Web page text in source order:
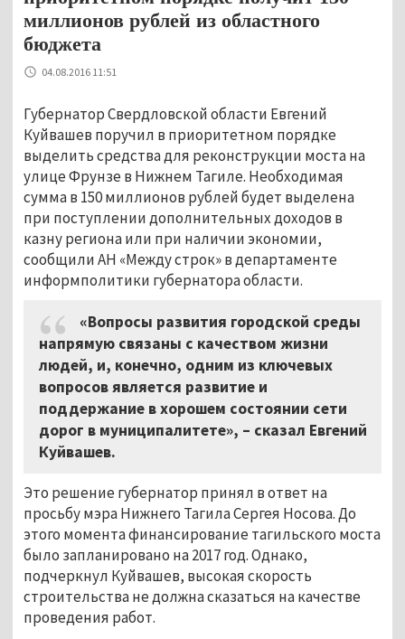
миллионов рублей из областного
бюджета
04.08.2016 11:51
Губернатор Свердловской области Евгений
Куйвашев поручил в приоритетном порядке
выделить средства для реконструкции моста на
улице Фрунзе в Нижнем Тагиле. Необходимая
сумма в 150 миллионов рублей будет выделена
при поступлении дополнительных доходов в
казну региона или при наличии экономии,
сообщили АН «Между строк» в департаменте
информполитики губернатора области.
«Вопросы развития городской среды
напрямую связаны с качеством жизни
людей, и, конечно, одним из ключевых
вопросов является развитие и
поддержание в хорошем состоянии сети
дорог в муниципалитете», – сказал Евгений
Куйвашев.
Это решение губернатор принял в ответ на
просьбу мэра Нижнего Тагила Сергея Носова. До
этого момента финансирование тагильского моста
было запланировано на 2017 год. Однако,
подчеркнул Куйвашев, высокая скорость
строительства не должна сказаться на качестве
проведения работ.